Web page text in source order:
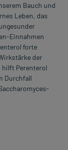
Bauch und
Leben, das
Einnahmen
forte
der
hilft Perenterol
Durchfall